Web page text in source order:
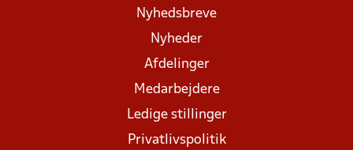
Nyhedsbreve
Nyheder
Afdelinger
Medarbejdere
Ledige stillinger
Privatlivspolitik